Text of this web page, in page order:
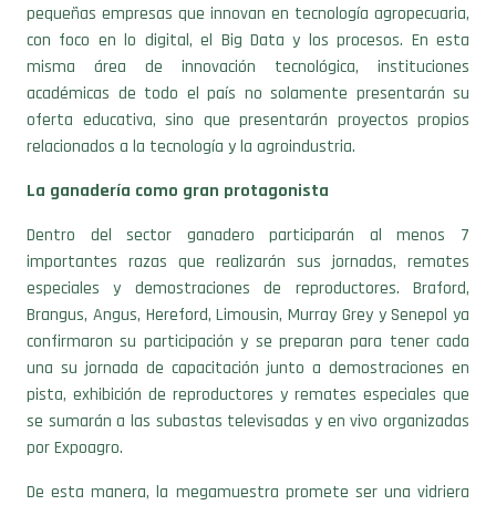
pequeñas empresas que innovan en tecnología agropecuaria,
con foco en lo digital, el Big Data y los procesos. En esta
misma área de innovación tecnológica, instituciones
académicas de todo el país no solamente presentarán su
oferta educativa, sino que presentarán proyectos propios
relacionados a la tecnología y la agroindustria.
La ganadería como gran protagonista
Dentro del sector ganadero participarán al menos 7
importantes razas que realizarán sus jornadas, remates
especiales y demostraciones de reproductores. Braford,
Brangus, Angus, Hereford, Limousin, Murray Grey y Senepol ya
confirmaron su participación y se preparan para tener cada
una su jornada de capacitación junto a demostraciones en
pista, exhibición de reproductores y remates especiales que
se sumarán a las subastas televisadas y en vivo organizadas
por Expoagro.
De esta manera, la megamuestra promete ser una vidriera